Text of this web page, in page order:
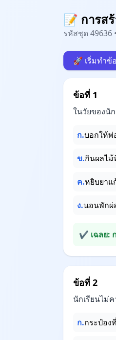
📝 การส
รหัสชุด 49636
🚀 เริ่มทำข้
ข้อที่ 1
ในวัยของนั
ก.บอกให้พ่
ข.กินผลไม้
ค.หยิบยาแ
ง.นอนพักผ่
✔ เฉลย:
ข้อที่ 2
นักเรียนไม่
ก.กระป๋อง